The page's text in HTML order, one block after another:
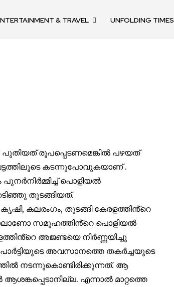
our website or click
your privacy and
us.
32,214
Followers
& TRAVEL UNFOLDING TIMES
രൂപപ്പെടണമെങ്കിൽ പഴയത്
കടന്നുപോവുകയാണ് .
പൊളിയൽ
തുടങ്ങിയത്.
കലരംഗം, തുടങ്ങി കേരളത്തിൻ്റെ
സമൂഹത്തിൻ്റെ പൊളിയൽ
അജണ്ടയെ നിർണ്ണയിച്ചു
പാർട്ടിയുടെ അവസാനത്തെ തകർച്ചയുടെ
നടന്നുകൊണ്ടിരിക്കുന്നത്. ആ
എന്നാൽ മാറ്റത്തെ